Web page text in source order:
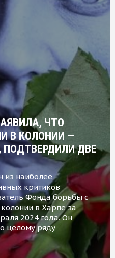
ЧТО
В КОЛОНИИ —
ПОДТВЕРДИЛИ ДВЕ
из наиболее
критиков
Фонда борьбы с
в Харпе за
2024 года. Он
целому ряду